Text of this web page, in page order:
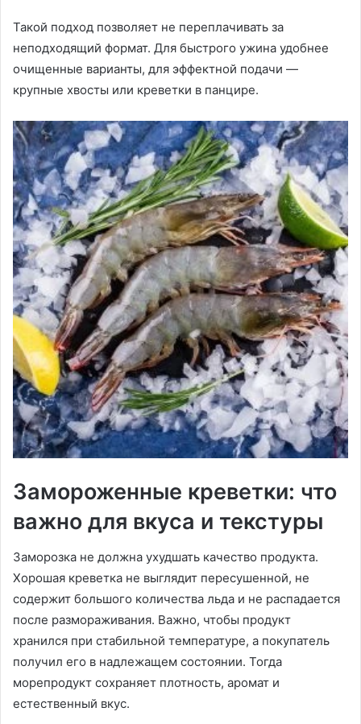
Такой подход позволяет не переплачивать за
неподходящий формат. Для быстрого ужина удобнее
очищенные варианты, для эффектной подачи —
крупные хвосты или креветки в панцире.
Замороженные креветки: что
важно для вкуса и текстуры
Заморозка не должна ухудшать качество продукта.
Хорошая креветка не выглядит пересушенной, не
содержит большого количества льда и не распадается
после размораживания. Важно, чтобы продукт
хранился при стабильной температуре, а покупатель
получил его в надлежащем состоянии. Тогда
морепродукт сохраняет плотность, аромат и
естественный вкус.